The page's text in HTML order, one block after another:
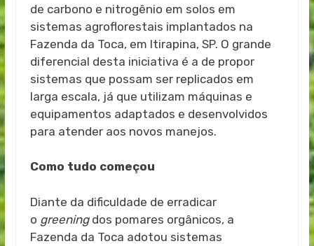
de carbono e nitrogênio em solos em
sistemas agroflorestais implantados na
Fazenda da Toca, em Itirapina, SP. O grande
diferencial desta iniciativa é a de propor
sistemas que possam ser replicados em
larga escala, já que utilizam máquinas e
equipamentos adaptados e desenvolvidos
para atender aos novos manejos.
Como tudo começou
Diante da dificuldade de erradicar
o greening dos pomares orgânicos, a
Fazenda da Toca adotou sistemas